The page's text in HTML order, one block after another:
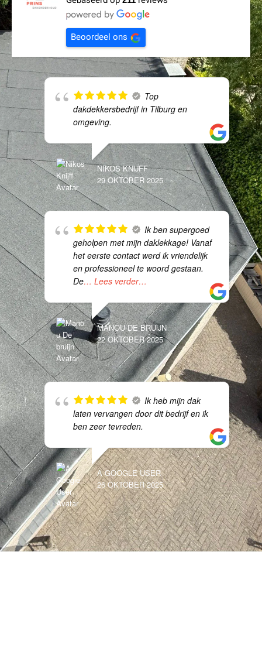
Beoordeel ons
Top
dakdekkersbedrijf in Tilburg en
omgeving.
NIKOS KNIJFF
29 OKTOBER 2025
Ik ben supergoed
geholpen met mijn daklekkage! Vanaf
het eerste contact werd ik vriendelijk
en professioneel te woord gestaan.
De… Lees verder…
MANOU DE BRUIJN
22 OKTOBER 2025
Ik heb mijn dak
laten vervangen door dit bedrijf en ik
ben zeer tevreden.
A GOOGLE USER
26 OKTOBER 2025